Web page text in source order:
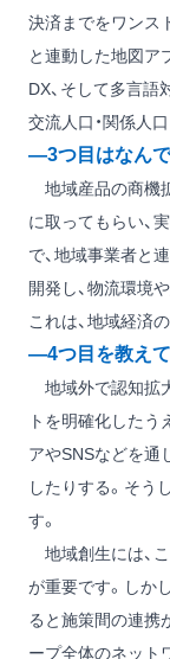
決済までをワンス
と連動した地図ア
DX、そして多言語
交流人口・関係人
―3つ目はなんで
地域産品の商機
に取ってもらい、
で、地域事業者と
開発し、物流環境
これは、地域経済
―4つ目を教えて
地域外で認知拡
トを明確化したう
アやSNSなどを通
したりする。そう
す。
地域創生には、
が重要です。しか
ると施策間の連携
ープ全体のネット